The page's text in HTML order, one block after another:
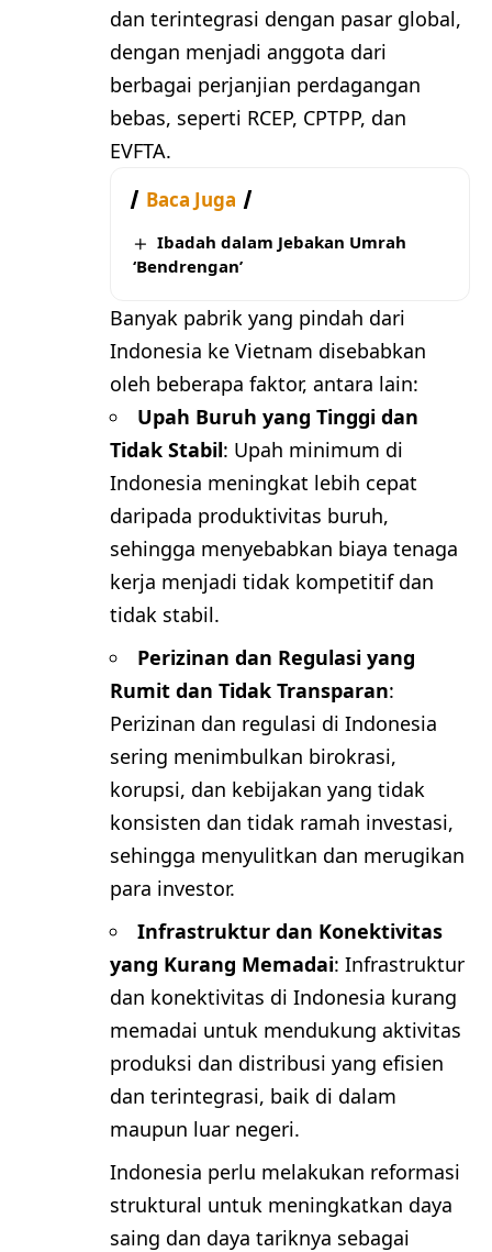
dan terintegrasi dengan pasar global,
dengan menjadi anggota dari
berbagai perjanjian perdagangan
bebas, seperti RCEP, CPTPP, dan
EVFTA.
Baca Juga
Ibadah dalam Jebakan Umrah
‘Bendrengan’
Banyak pabrik yang pindah dari
Indonesia ke Vietnam disebabkan
oleh beberapa faktor, antara lain:
Upah Buruh yang Tinggi dan
Tidak Stabil: Upah minimum di
Indonesia meningkat lebih cepat
daripada produktivitas buruh,
sehingga menyebabkan biaya tenaga
kerja menjadi tidak kompetitif dan
tidak stabil.
Perizinan dan Regulasi yang
Rumit dan Tidak Transparan:
Perizinan dan regulasi di Indonesia
sering menimbulkan birokrasi,
korupsi, dan kebijakan yang tidak
konsisten dan tidak ramah investasi,
sehingga menyulitkan dan merugikan
para investor.
Infrastruktur dan Konektivitas
yang Kurang Memadai: Infrastruktur
dan konektivitas di Indonesia kurang
memadai untuk mendukung aktivitas
produksi dan distribusi yang efisien
dan terintegrasi, baik di dalam
maupun luar negeri.
Indonesia perlu melakukan reformasi
struktural untuk meningkatkan daya
saing dan daya tariknya sebagai